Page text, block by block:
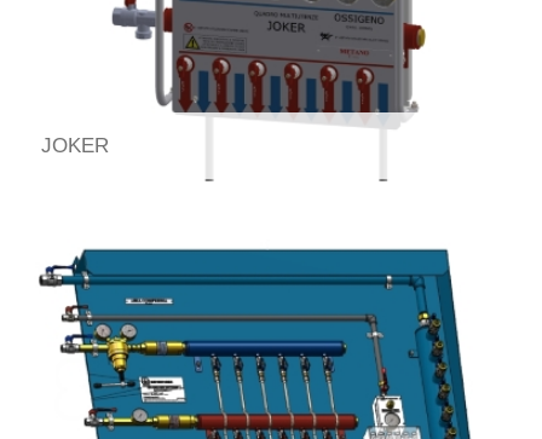
JOKER